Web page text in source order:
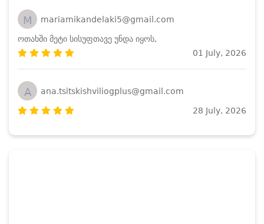
M mariamikandelaki5@gmail.com
ოთახში მეტი სისუფთავე უნდა იყოს,
01 July, 2026
A ana.tsitskishviliogplus@gmail.com
28 July, 2026